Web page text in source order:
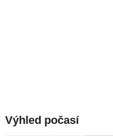
Výhled počasí